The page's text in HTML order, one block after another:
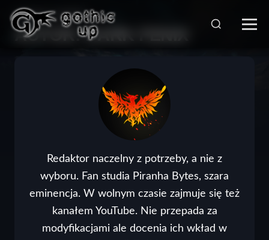
STRONA GŁÓWNA >
AUTOR:DARK FENIX
Redaktor naczelny z potrzeby, a nie z
wyboru. Fan studia Piranha Bytes, szara
eminencja. W wolnym czasie zajmuje się też
kanałem YouTube. Nie przepada za
modyfikacjami ale docenia ich wkład w